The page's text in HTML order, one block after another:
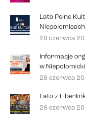
Lato Pełne
Niepołomicach
28 czerwca
Informacje
w
28 czerwca
Lato z
26 czerwca